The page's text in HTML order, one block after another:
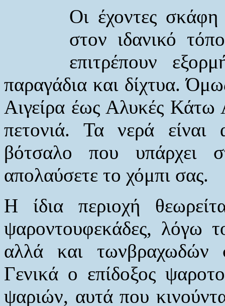
Οι έχοντες
στον ιδανικό
επιτρέπουν
παραγάδια και δίχτυα.
Αιγείρα έως Αλυκές Κάτω
πετονιά. Τα νερά είναι
βότσαλο που υπάρχει
απολαύσετε το χόμπι σας.
Η ίδια περιοχή
ψαροντουφεκάδες, λόγω
αλλά και τωνβραχωδών
Γενικά ο επίδοξος
ψαριών, αυτά που